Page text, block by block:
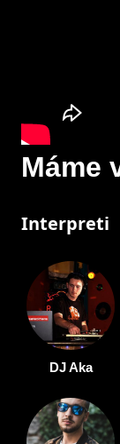
Máme
Interpreti
DJ Aka